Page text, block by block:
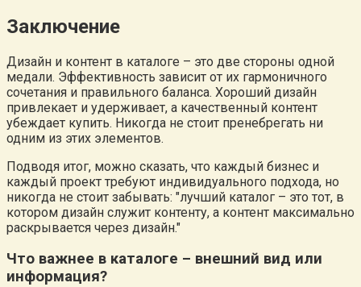
Заключение
Дизайн и контент в каталоге – это две стороны одной
медали. Эффективность зависит от их гармоничного
сочетания и правильного баланса. Хороший дизайн
привлекает и удерживает, а качественный контент
убеждает купить. Никогда не стоит пренебрегать ни
одним из этих элементов.
Подводя итог, можно сказать, что каждый бизнес и
каждый проект требуют индивидуального подхода, но
никогда не стоит забывать: лучший каталог – это тот, в
котором дизайн служит контенту, а контент максимально
раскрывается через дизайн.
Что важнее в каталоге – внешний вид или
информация?